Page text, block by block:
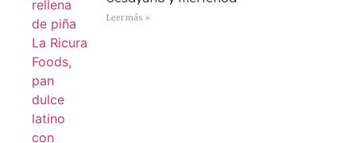
Leer más »